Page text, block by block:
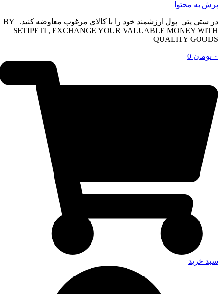
پرش به محتوا
در ستی پتی پول ارزشمند خود را با کالای مرغوب معاوضه کنید. | BY
SETIPETI , EXCHANGE YOUR VALUABLE MONEY WITH
QUALITY GOODS
۰ تومان 0
سبد خرید